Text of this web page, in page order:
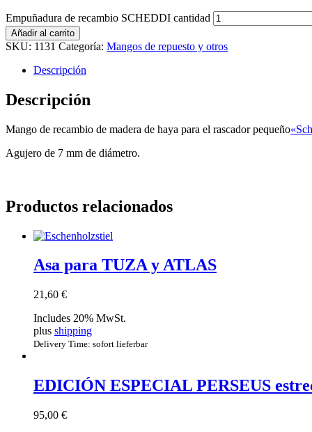
Empuñadura de recambio SCHEDDI cantidad
Añadir al carrito
SKU: 1131 Categoría: Mangos de repuesto y otros
Descripción
Descripción
Mango de recambio de madera de haya para el rascador pequeño
Agujero de 7 mm de diámetro.
Productos relacionados
Asa para TUZA y ATLAS
21,60 €
Includes 20% MwSt.
plus shipping
Delivery Time: sofort lieferbar
EDICIÓN ESPECIAL PERSEUS
95,00 €